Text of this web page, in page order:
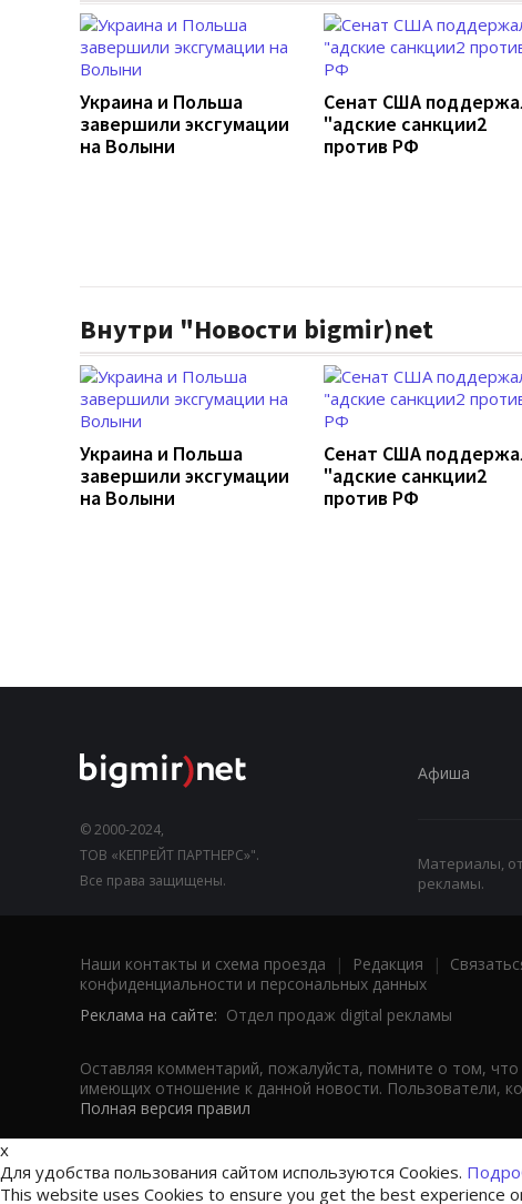
Украина и Польша
завершили эксгумации
на Волыни
Сенат США
"адские санкции2
против РФ
Внутри "Новости bigmir)net
Украина и Польша
завершили эксгумации
на Волыни
Сенат США
"адские санкции2
против РФ
© 2000-2024,
ТОВ «КЕПРЕЙТ ПАРТНЕРС»".
Все права защищены.
Афиша
Материалы,
рекламы.
Наши контакты и схема проезда | Редакция |
конфиденциальности и персональных данных
Реклама на сайте: Отдел продаж digital рекламы
Оставляя комментарий, пожалуйста, помните о том,
имеющих отношение к данной новости. Пользователи,
Полная версия правил
x
Для удобства пользования сайтом используются Cookies.
This website uses Cookies to ensure you get the best experience